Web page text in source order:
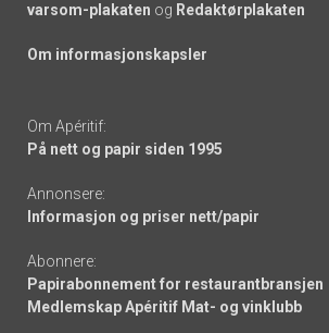
varsom-plakaten og Redaktørplakaten
Om informasjonskapsler
Om Apéritif:
På nett og papir siden 1995
Annonsere:
Informasjon og priser nett/papir
Abonnere:
Papirabonnement for restaurantbransjen
Medlemskap Apéritif Mat- og vinklubb